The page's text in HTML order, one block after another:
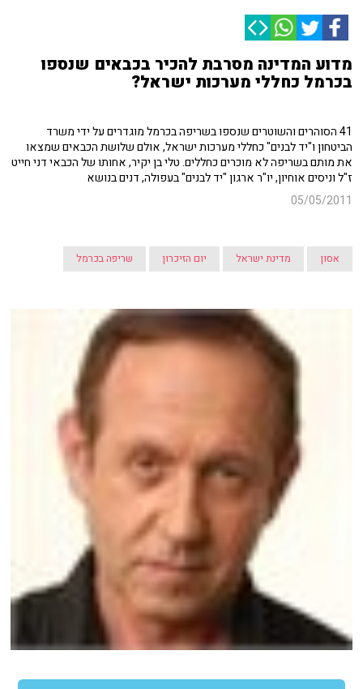
מדוע המדינה מסרבת להכיר בכבאים שנספו
בכרמל כחללי מערכות ישראל?
41 הסוהרים והשוטרים שנספו בשריפה בכרמל מוגדרים על ידי משרד
הביטחון ו"יד לבנים" כחללי מערכות ישראל, אולם שלושת הכבאים שמצאו
את מותם בשריפה לא מוכרים כחללים. טלי בן יקיר, אחותו של הכבאי דני חייט
ז"ל וניסים אוחיון, יו"ר ארגון "יד לבנים" בעפולה, דנים בנושא
05/05/2011
אסון מדינת ישראל יום הזיכרון שריפה בכרמל